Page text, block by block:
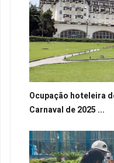
Ocupação hoteleira
Carnaval de 2025 ...